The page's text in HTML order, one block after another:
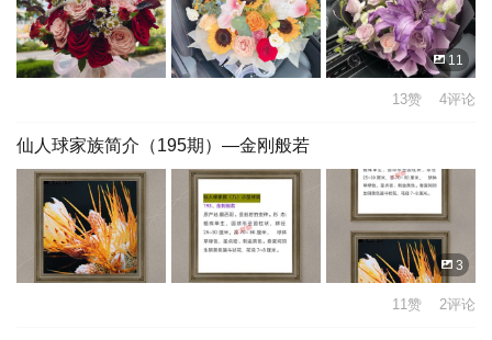
11
13赞 4评论
仙人球家族简介（195期）—金刚般若
3
11赞 2评论